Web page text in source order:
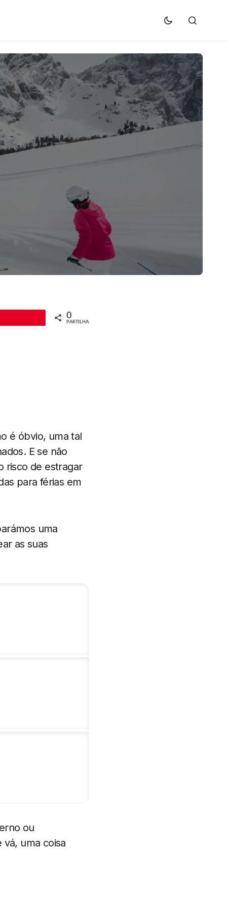
0
PARTILHAS
é óbvio, uma tal
E se não
risco de estragar
para férias em
uma
as suas
ou
uma coisa